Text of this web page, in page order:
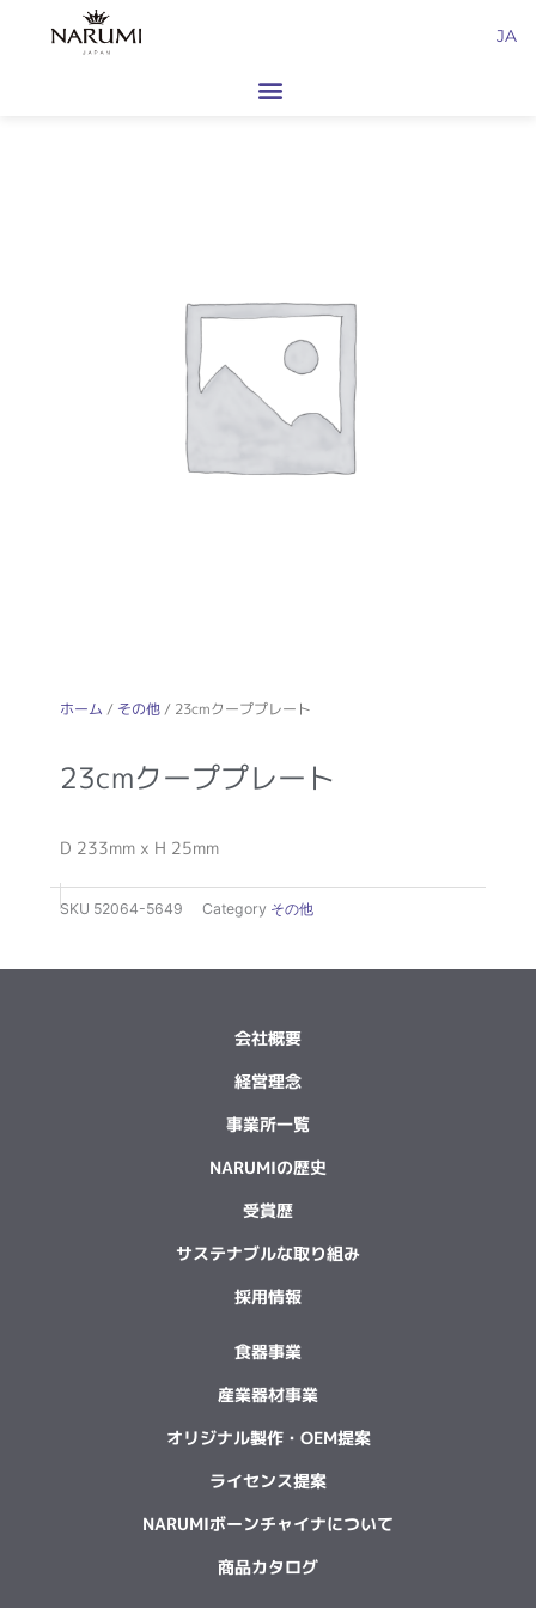
JA
ホーム / その他/ 23cmクーププレート
23cmクーププレート
D 233mm x H 25mm
SKU 52064-5649 Category その他
会社概要
経営理念
事業所一覧
NARUMIの歴史
受賞歴
サステナブルな取り組み
採用情報
食器事業
産業器材事業
オリジナル製作・OEM提案
ライセンス提案
NARUMIボーンチャイナについて
商品カタログ